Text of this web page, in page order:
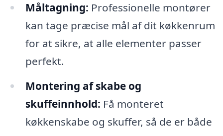
Måltagning: Professionelle montører
kan tage præcise mål af dit køkkenrum
for at sikre, at alle elementer passer
perfekt.
Montering af skabe og
skuffeinnhold: Få monteret
køkkenskabe og skuffer, så de er både